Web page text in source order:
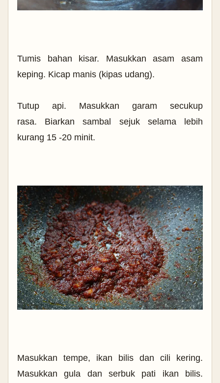
Tumis bahan kisar. Masukkan asam asam
keping. Kicap manis (kipas udang).
Tutup api. Masukkan garam secukup
rasa. Biarkan sambal sejuk selama lebih
kurang 15 -20 minit.
Masukkan tempe, ikan bilis dan cili kering.
Masukkan gula dan serbuk pati ikan bilis.